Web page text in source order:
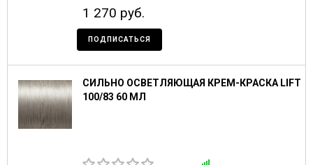
1 270 руб.
ПОДПИСАТЬСЯ
СИЛЬНО ОСВЕТЛЯЮЩАЯ КРЕМ-КРАСКА LIFT
100/83 60 МЛ